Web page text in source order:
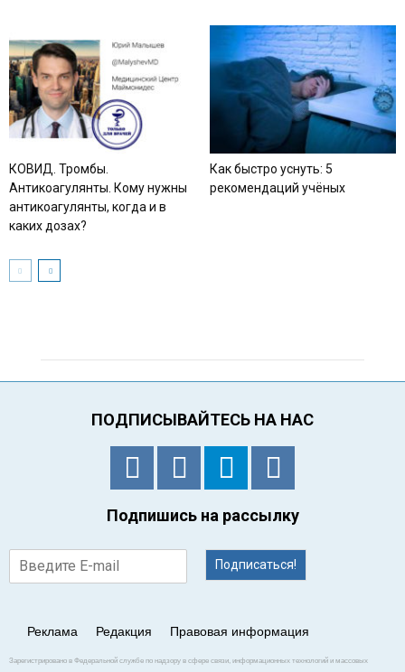
КОВИД. Тромбы.
Антикоагулянты. Кому нужны
антикоагулянты, когда и в
каких дозах?
Как быстро уснуть: 5
рекомендаций учёных
ПОДПИСЫВАЙТЕСЬ НА НАС
Подпишись на рассылку
Подписаться!
Реклама Редакция Правовая информация
Зарегистрировано в Федеральной службе по надзору в сфере связи, информационных технологий и массовых